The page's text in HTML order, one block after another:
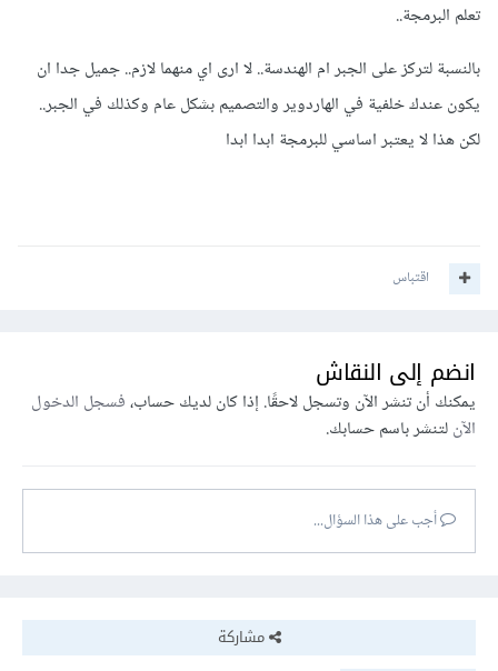
تعلم البرمجة..
بالنسبة لتركز على الجبر ام الهندسة.. لا ارى اي منهما لازم.. جميل جدا ان
يكون عندك خلفية في الهاردوير والتصميم بشكل عام وكذلك في الجبر..
لكن هذا لا يعتبر اساسي للبرمجة ابدا ابدا
اقتباس
انضم إلى النقاش
يمكنك أن تنشر الآن وتسجل لاحقًا. إذا كان لديك حساب،فسجل الدخول
الآنلتنشر باسم حسابك.
أجب على هذا السؤال...
مشاركة